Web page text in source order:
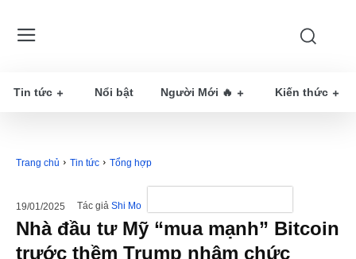
Tin tức Nổi bật Người Mới 🔥 Kiến thức
Trang chủ Tin tức Tổng hợp
19/01/2025 Tác giả Shi Mo
Nhà đầu tư Mỹ “mua mạnh” Bitcoin
trước thềm Trump nhậm chức